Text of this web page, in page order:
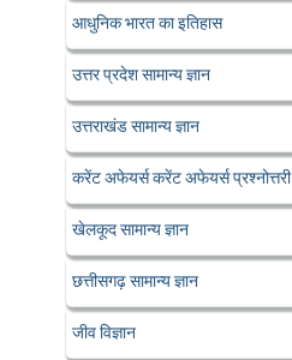
आधुनिक भारत का इतिहास
उत्तर प्रदेश सामान्य ज्ञान
उत्तराखंड सामान्य ज्ञान
करेंट अफेयर्स करेंट अफेयर्स प्रश्नोत्तरी
खेलकूद सामान्य ज्ञान
छत्तीसगढ़ सामान्य ज्ञान
जीव विज्ञान